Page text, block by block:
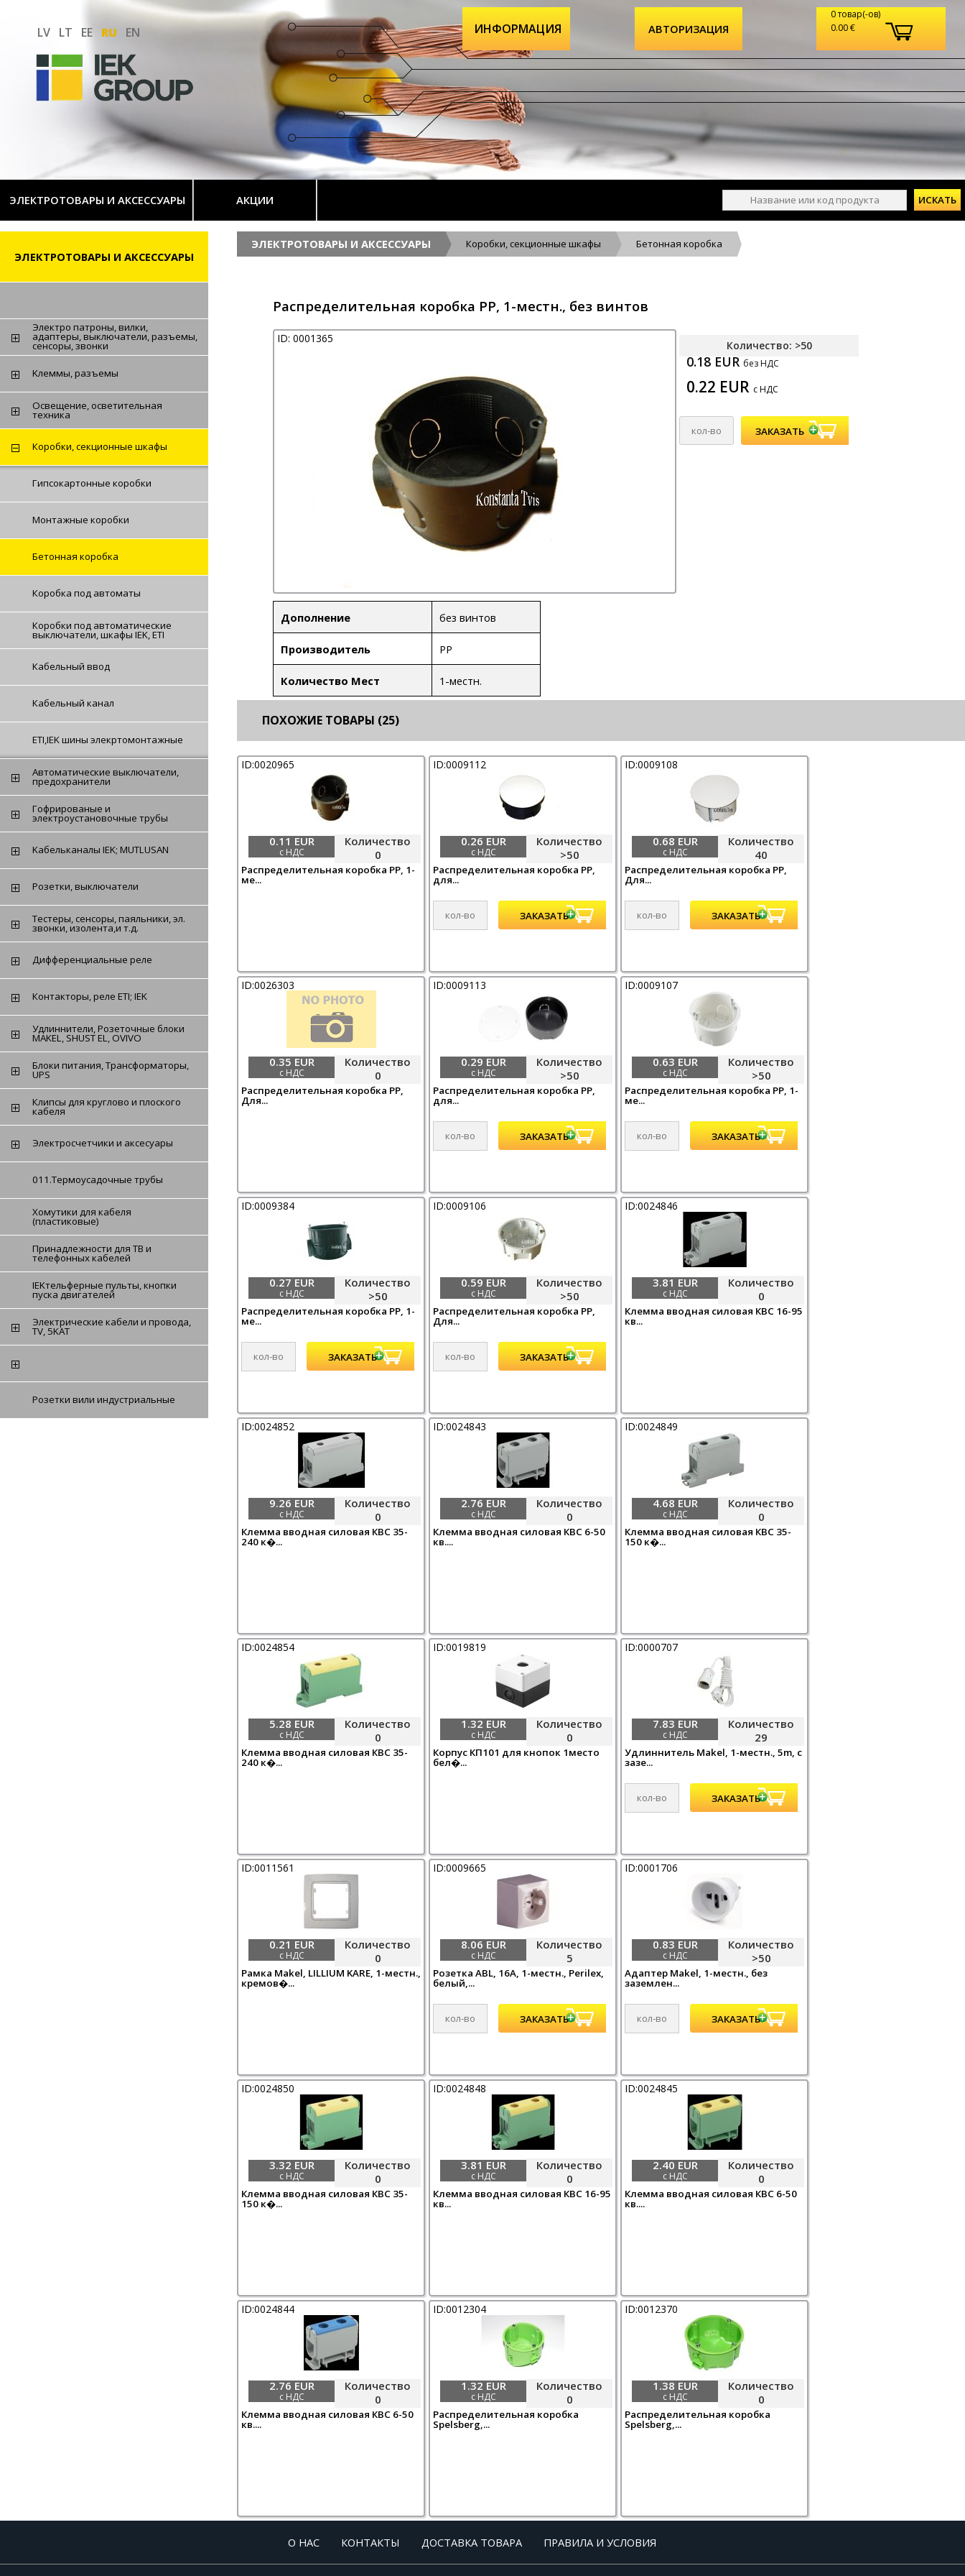
ИНФОРМАЦИЯ
0 товар(-ов)
0.00 €
АВТОРИЗАЦИЯ
LV LT EE RU EN
ЭЛЕКТРОТОВАРЫ И АКСЕССУАРЫ АКЦИИ
ЭЛЕКТРОТОВАРЫ И АКСЕССУАРЫ
Электро патроны, вилки,
адаптеры, выключатели, разъемы,
сенсоры, звонки
Kлеммы, разъемы
Освещение, осветительная
техника
Коробки, секционные шкафы
Гипсокартонные коробки
Монтажные коробки
Бетонная коробка
Коробка под автоматы
Коробки под автоматические
выключатели, шкафы IEK, ETI
Кабельный ввод
Кабельный канал
ETI,IEK шины элекртомонтажные
Автоматические выключатели,
предохранители
Гофрированые и
электроустановочные трубы
Kабельканалы IEK; MUTLUSAN
Розетки, выключатели
Tестеры, сенсоры, паяльники, эл.
звонки, изолента,и т.д.
Дифференциальные реле
Контакторы, реле ETI; IEK
Удлиннители, Розеточные блоки
MAKEL, SHUST EL, OVIVO
Блоки питания, Tрансформаторы,
UPS
Клипсы для круглово и плоского
кабеля
Электросчетчики и аксесуары
011.Термоусадочные трубы
Хомутики для кабеля
(пластиковые)
Принадлежности для ТВ и
телефонных кабелей
IEKтельферные пульты, кнопки
пуска двигателей
Электрические кабели и провода,
TV, 5KAT
Розетки вили индустриальные
ЭЛЕКТРОТОВАРЫ И АКСЕССУАРЫ Коробки, секционные шкафы Бетонная коробка
Распределительная коробка PP, 1-местн., без винтов
ID: 0001365
Дополнение без винтов
Производитель PP
Количество Мест 1-местн.
Количество: >50
0.18 EUR без НДС
0.22 EUR с НДС
ПОХОЖИЕ ТОВАРЫ (25)
ID:0020965
Количество
0
0.11 EUR
с НДС
Распределительная коробка PP, 1-
ме...
ID:0009112
Количество
>50
0.26 EUR
с НДС
Распределительная коробка PP,
для...
ID:0009108
Количество
40
0.68 EUR
с НДС
Распределительная коробка PP,
Для...
ID:0026303
Количество
0
0.35 EUR
с НДС
Распределительная коробка PP,
Для...
ID:0009113
Количество
>50
0.29 EUR
с НДС
Распределительная коробка PP,
для...
ID:0009107
Количество
>50
0.63 EUR
с НДС
Распределительная коробка PP, 1-
ме...
ID:0009384
Количество
>50
0.27 EUR
с НДС
Распределительная коробка PP, 1-
ме...
ID:0009106
Количество
>50
0.59 EUR
с НДС
Распределительная коробка PP,
Для...
ID:0024846
Количество
0
3.81 EUR
с НДС
Клемма вводная силовая КВС 16-95
кв...
ID:0024852
Количество
0
9.26 EUR
с НДС
Клемма вводная силовая КВС 35-
240 к�...
ID:0024843
Количество
0
2.76 EUR
с НДС
Клемма вводная силовая КВС 6-50
кв....
ID:0024849
Количество
0
4.68 EUR
с НДС
Клемма вводная силовая КВС 35-
150 к�...
ID:0024854
Количество
0
5.28 EUR
с НДС
Клемма вводная силовая КВС 35-
240 к�...
ID:0019819
Количество
0
1.32 EUR
с НДС
Корпус КП101 для кнопок 1место
бел�...
ID:0000707
Количество
29
7.83 EUR
с НДС
Удлиннитель Makel, 1-местн., 5m, с
зазе...
ID:0011561
Количество
0
0.21 EUR
с НДС
Рамка Makel, LILLIUM KARE, 1-местн.,
кремов�...
ID:0009665
Количество
5
8.06 EUR
с НДС
Розетка ABL, 16A, 1-местн., Perilex,
белый,...
ID:0001706
Количество
>50
0.83 EUR
с НДС
Адаптер Makel, 1-местн., без
заземлен...
ID:0024850
Количество
0
3.32 EUR
с НДС
Клемма вводная силовая КВС 35-
150 к�...
ID:0024848
Количество
0
3.81 EUR
с НДС
Клемма вводная силовая КВС 16-95
кв...
ID:0024845
Количество
0
2.40 EUR
с НДС
Клемма вводная силовая КВС 6-50
кв....
ID:0024844
Количество
0
2.76 EUR
с НДС
Клемма вводная силовая КВС 6-50
кв....
ID:0012304
Количество
0
1.32 EUR
с НДС
Распределительная коробка
Spelsberg,...
ID:0012370
Количество
0
1.38 EUR
с НДС
Распределительная коробка
Spelsberg,...
О НАС КОНТАКТЫ ДОСТАВКА ТОВАРА ПРАВИЛА И УСЛОВИЯ